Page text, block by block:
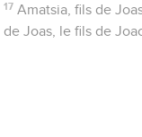
17 Amatsia, fils de
de Joas, le fils de